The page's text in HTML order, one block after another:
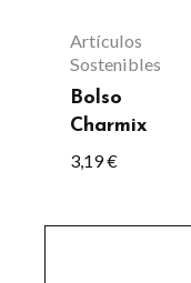
Artículos
Sostenibles
Bolso
Charmix
3,19€
opciones
se
pueden
elegir
en